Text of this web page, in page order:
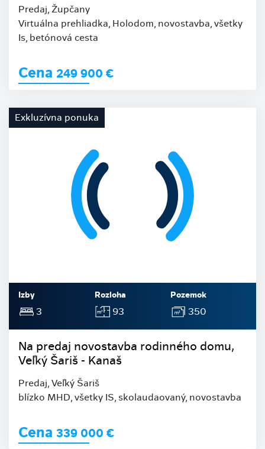
Predaj, Župčany
Virtuálna prehliadka, Holodom, novostavba, všetky
Is, betónová cesta
Cena 249 900 €
Exkluzívna ponuka
Izby
3
Rozloha
93
Pozemok
350
Na predaj novostavba rodinného domu,
Veľký Šariš - Kanaš
Predaj, Veľký Šariš
blízko MHD, všetky IS, skolaudaovaný, novostavba
Cena 339 000 €